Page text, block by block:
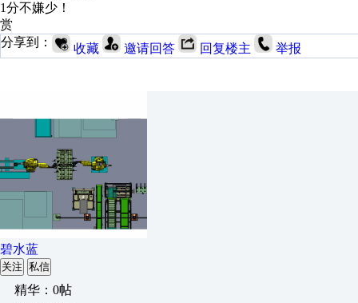
1分不嫌少！
赏
分享到：
收藏 邀请回答 回复楼主 举报
碧水蓝
关注 私信
精华：0帖